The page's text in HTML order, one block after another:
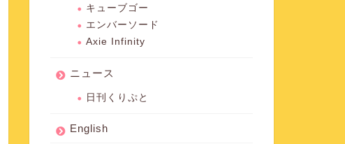
キューブゴー
エンバーソード
Axie Infinity
ニュース
日刊くりぷと
English